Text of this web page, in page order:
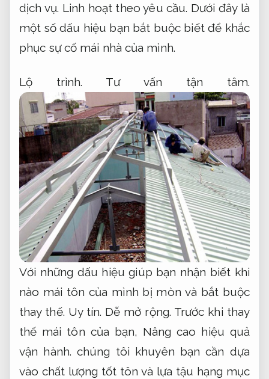
dịch vụ. Linh hoạt theo yêu cầu. Dưới đây là
một số dấu hiệu bạn bắt buộc biết để khắc
phục sự cố mái nhà của mình.
Lộ trình. Tư vấn tận tâm.
Với những dấu hiệu giúp bạn nhận biết khi
nào mái tôn của mình bị mòn và bắt buộc
thay thế. Uy tín. Dễ mở rộng. Trước khi thay
thế mái tôn của bạn, Nâng cao hiệu quả
vận hành. chúng tôi khuyên bạn cần dựa
vào chất lượng tốt tôn và lựa tậu hạng mục